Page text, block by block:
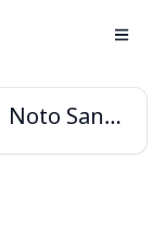
Noto Sans Mandaic